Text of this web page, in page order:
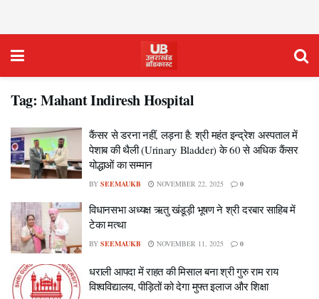
Tag: Mahant Indiresh Hospital
कैंसर से डरना नहीं, लड़ना है: श्री महंत इन्द्रेश अस्पताल में
पेशाब की थैली (Urinary Bladder) के 60 से अधिक कैंसर
योद्धाओं का सम्मान
BY SEEMAUKB NOVEMBER 22, 2025 0
विधानसभा अध्यक्ष ऋतु खंडूड़ी भूषण ने श्री दरबार साहिब में
टेका मत्था
BY SEEMAUKB NOVEMBER 11, 2025 0
धराली आपदा में राहत की मिसाल बना श्री गुरु राम राय
विश्वविद्यालय, पीड़ितों को देगा मुफ्त इलाज और शिक्षा